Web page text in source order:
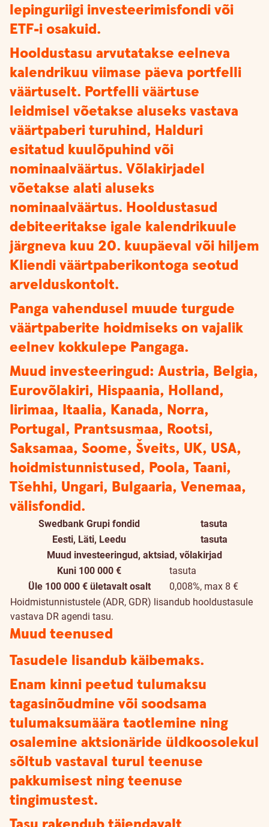
lepinguriigi investeerimisfondi või
ETF-i osakuid.
Hooldustasu arvutatakse eelneva
kalendrikuu viimase päeva portfelli
väärtuselt. Portfelli väärtuse
leidmisel võetakse aluseks vastava
väärtpaberi turuhind, Halduri
esitatud kuulõpuhind või
nominaalväärtus. Võlakirjadel
võetakse alati aluseks
nominaalväärtus. Hooldustasud
debiteeritakse igale kalendrikuule
järgneva kuu 20. kuupäeval või hiljem
Kliendi väärtpaberikontoga seotud
arvelduskontolt.
Panga vahendusel muude turgude
väärtpaberite hoidmiseks on vajalik
eelnev kokkulepe Pangaga.
Muud investeeringud: Austria, Belgia,
Eurovõlakiri, Hispaania, Holland,
Iirimaa, Itaalia, Kanada, Norra,
Portugal, Prantsusmaa, Rootsi,
Saksamaa, Soome, Šveits, UK, USA,
hoidmistunnistused, Poola, Taani,
Tšehhi, Ungari, Bulgaaria, Venemaa,
välisfondid.
Swedbank Grupi fondid
tasuta
Eesti, Läti, Leedu
tasuta
Muud investeeringud, aktsiad, võlakirjad
Kuni 100 000 €
tasuta
Üle 100 000 € ületavalt osalt
0,008%, max 8 €
Hoidmistunnistustele (ADR, GDR) lisandub hooldustasule
vastava DR agendi tasu.
Muud teenused
Tasudele lisandub käibemaks.
Enam kinni peetud tulumaksu
tagasinõudmine või soodsama
tulumaksumäära taotlemine ning
osalemine aktsionäride üldkoosolekul
sõltub vastaval turul teenuse
pakkumisest ning teenuse
tingimustest.